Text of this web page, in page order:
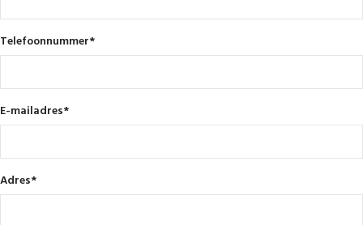
Telefoonnummer*
E-mailadres*
Adres*